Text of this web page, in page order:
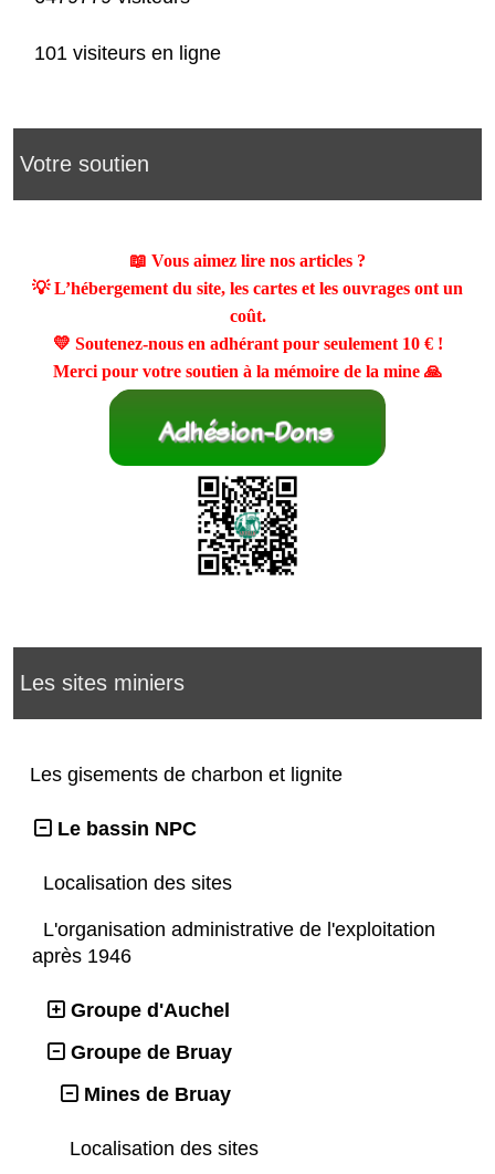
101 visiteurs en ligne
Votre soutien
📖 Vous aimez lire nos articles ?
💡 L’hébergement du site, les cartes et les ouvrages ont un
coût.
💛 Soutenez-nous en adhérant pour seulement 10 €!
Merci pour votre soutien à la mémoire de la mine 🙏
Les sites miniers
Les gisements de charbon et lignite
Le bassin NPC
Localisation des sites
L'organisation administrative de l'exploitation
après 1946
Groupe d'Auchel
Groupe de Bruay
Mines de Bruay
Localisation des sites